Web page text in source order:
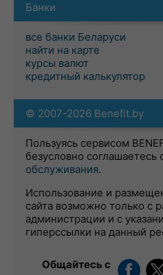
Банки
все банки Беларуси
найти на карте
курсы валют
кредитный калькулятор
© 2007-2026 Benefit.by
Пользуясь сервисом
безусловно соглашаетесь
обслуживания.
Использование и
сайта возможно только с
администрации и с
гиперссылки на данный
Общайтесь с